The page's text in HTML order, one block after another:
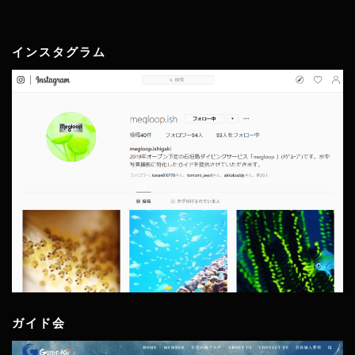
インスタグラム
ガイド会